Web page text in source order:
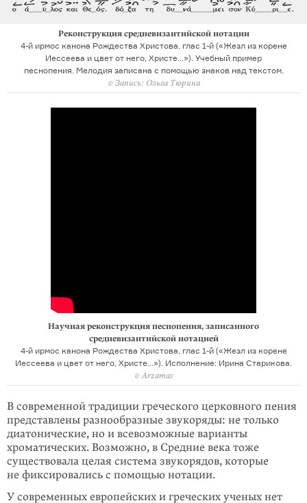
Реконструкция средневизантийской нотации
4-й ирмос канона Рождества Христова, глас 1-й («Жезл из корене
Иессеева и цвет от него, Христе…»). Учебный пример
песнопения. Мелодия записана с помощью знаков над текстом.
© Запись: Ольга Тюрина
Научная реконструкция песнопения, записанного
средневизантийской нотацией
4-й ирмос канона Рождества Христова, глас 1-й («Жезл из корене
Иессеева и цвет от него, Христе…»). Исполнение: Ирина Старикова.
© Arzamas
В современной традиции греческого церковного пения
представлены разнообразные звукоряды: не только
диатонические, но и всевозможные варианты
хроматических. Возможно, в Средние века тоже
существовала целая система звукорядов, которые
не фиксировались с помощью нотации.
У современных европейских и греческих ученых нет